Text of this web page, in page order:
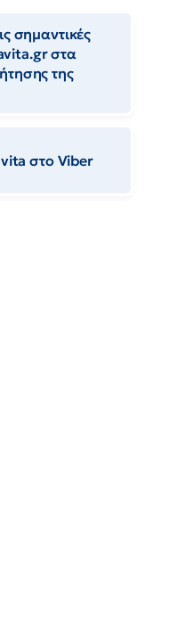
σημαντικές
στα
της
στο Viber